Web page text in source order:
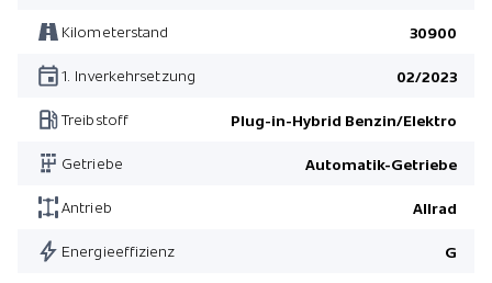
Kilometerstand 30900
1. Inverkehrsetzung 02/2023
Treibstoff Plug-in-Hybrid Benzin/Elektro
Getriebe Automatik-Getriebe
Antrieb Allrad
Energieeffizienz G